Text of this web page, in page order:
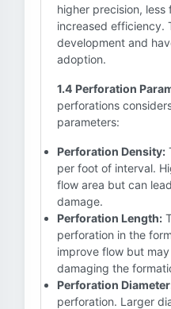
higher precision,
increased efficiency.
development and
adoption.
1.4 Perforation
perforations
parameters:
Perforation Density:
per foot of interval.
flow area but can
damage.
Perforation Length:
perforation in the
improve flow but
damaging the
Perforation
perforation. Larger